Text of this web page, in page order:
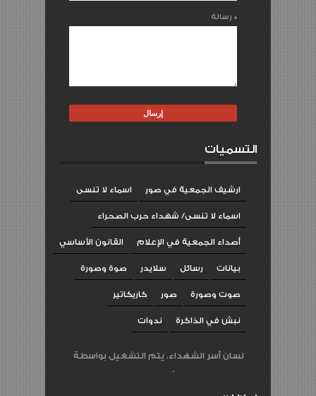
*
التسميات
ارشيف الجمعية في صور اسماء لا تنسى
اسماء لا تنسى/ شهداء حرب الصحراء
أصداء الجمعية في الإعلام القانون الأساسي
بيانات رسائل سلايدر صوة وصورة
صوت وصورة صور كاريكاتير
نبش في الذاكرة ندوات
لسان أسر الشهداء. يتم التشغيل بواسطة
Blogger.